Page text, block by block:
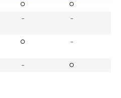
○
○
－ －
○ －
－
○